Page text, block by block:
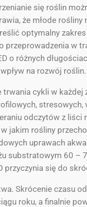
się roślin
że młode
optymalny
przeprowadzenia w
o różnych
na rozwój roślin.
cykli w każdej
stresowych,
odczytów z
jakim rośliny
uprawach
substratowym 60 –
przyczynia się do
Skrócenie czasu
roku, a finalnie